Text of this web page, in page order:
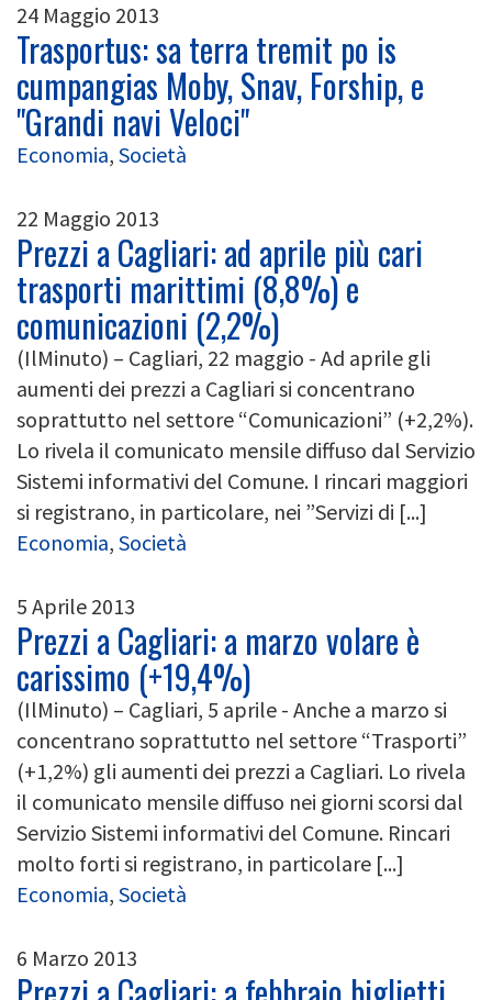
24 Maggio 2013
Trasportus: sa terra tremit po is
cumpangias Moby, Snav, Forship, e
"Grandi navi Veloci"
Economia, Società
22 Maggio 2013
Prezzi a Cagliari: ad aprile più cari
trasporti marittimi (8,8%) e
comunicazioni (2,2%)
(IlMinuto) – Cagliari, 22 maggio - Ad aprile gli
aumenti dei prezzi a Cagliari si concentrano
soprattutto nel settore “Comunicazioni” (+2,2%).
Lo rivela il comunicato mensile diffuso dal Servizio
Sistemi informativi del Comune. I rincari maggiori
si registrano, in particolare, nei ”Servizi di [...]
Economia, Società
5 Aprile 2013
Prezzi a Cagliari: a marzo volare è
carissimo (+19,4%)
(IlMinuto) – Cagliari, 5 aprile - Anche a marzo si
concentrano soprattutto nel settore “Trasporti”
(+1,2%) gli aumenti dei prezzi a Cagliari. Lo rivela
il comunicato mensile diffuso nei giorni scorsi dal
Servizio Sistemi informativi del Comune. Rincari
molto forti si registrano, in particolare [...]
Economia, Società
6 Marzo 2013